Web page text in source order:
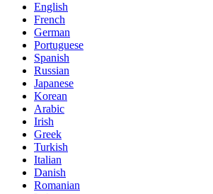
English
French
German
Portuguese
Spanish
Russian
Japanese
Korean
Arabic
Irish
Greek
Turkish
Italian
Danish
Romanian